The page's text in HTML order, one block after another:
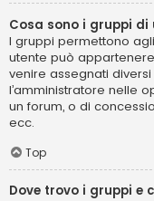
Cosa sono i gruppi di
I gruppi permettono
utente può
venire assegnati
l’amministratore nelle
un forum, o di
ecc.
Top
Dove trovo i gruppi e